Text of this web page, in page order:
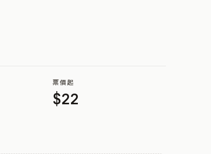
票價起
$22